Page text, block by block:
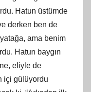
Hatun üstümde
derken ben de
ama benim
Hatun baygın
eliyle de
içi gülüyordu